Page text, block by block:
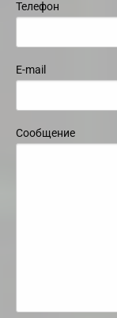
Телефон
E-mail
Сообщение